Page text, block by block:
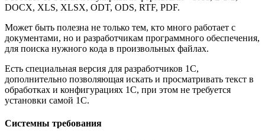
DOCX, XLS, XLSX, ODT, ODS, RTF, PDF.
Может быть полезна не только тем, кто много работает с
документами, но и разработчикам программного обеспечения,
для поиска нужного кода в произвольных файлах.
Есть специальная версия для разработчиков 1С,
дополнительно позволяющая искать и просматривать текст в
обработках и конфигурациях 1С, при этом не требуется
установки самой 1С.
Системны требования